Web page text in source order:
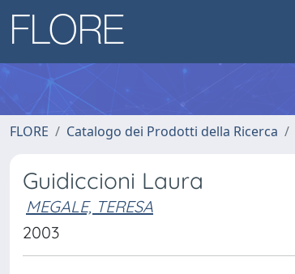
FLORE Catalogo dei Prodotti della Ricerca
Guidiccioni Laura
MEGALE, TERESA
2003